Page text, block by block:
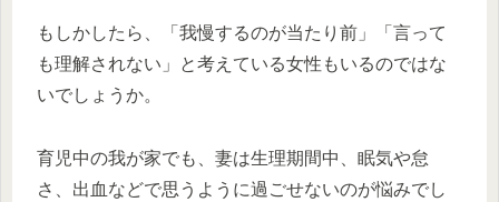
もしかしたら、「我慢するのが当たり前」「言って
も理解されない」と考えている女性もいるのではな
いでしょうか。
育児中の我が家でも、妻は生理期間中、眠気や怠
さ、出血などで思うように過ごせないのが悩みでし